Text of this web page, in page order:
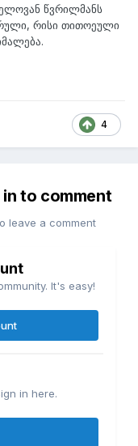
წვრილმანს
რისი თითოეული
4
to comment
leave a comment
It's easy!
in here.